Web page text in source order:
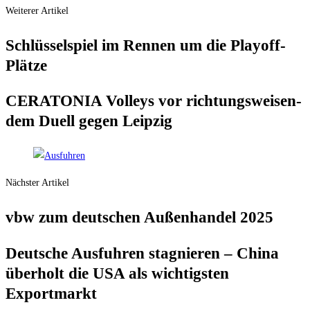
Weiterer Artikel
Schlüs­sel­spiel im Ren­nen um die Playoff-
Plätze
CERATONIA Vol­leys vor rich­tungs­wei­sen­
dem Duell gegen Leipzig
Nächster Artikel
vbw zum deut­schen Außen­han­del 2025
Deut­sche Aus­fuh­ren sta­gnie­ren – Chi­na
über­holt die USA als wich­tigs­ten
Exportmarkt